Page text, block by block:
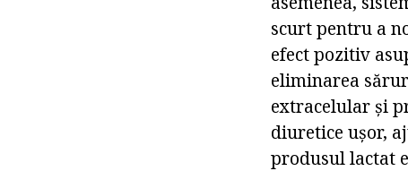
scurt pentru a
efect pozitiv
eliminarea
extracelular și
diuretice ușor,
produsul lactat